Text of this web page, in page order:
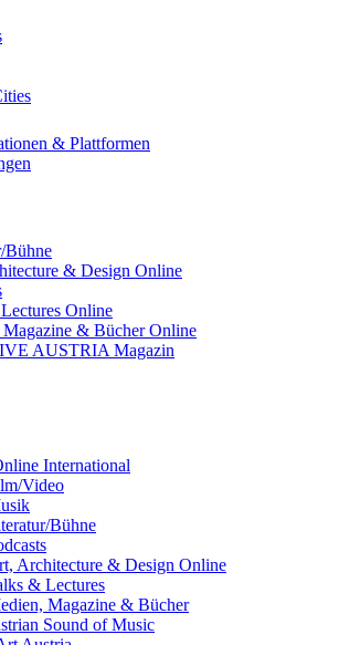
& Plattformen
Bühne
& Design Online
Online
& Bücher Online
AUSTRIA Magazin
International
Video
Bühne
Architecture & Design Online
& Lectures
Magazine & Bücher
Sound of Music